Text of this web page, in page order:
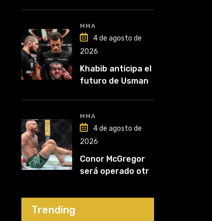
MMA
4 de agosto de
2026
Khabib anticipa el
futuro de Usman
liga competirá”
MMA
4 de agosto de
2026
Conor McGregor
será operado otra
cirugía número
Trending